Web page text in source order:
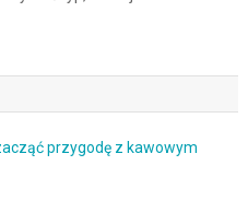
przygodę z kawowym